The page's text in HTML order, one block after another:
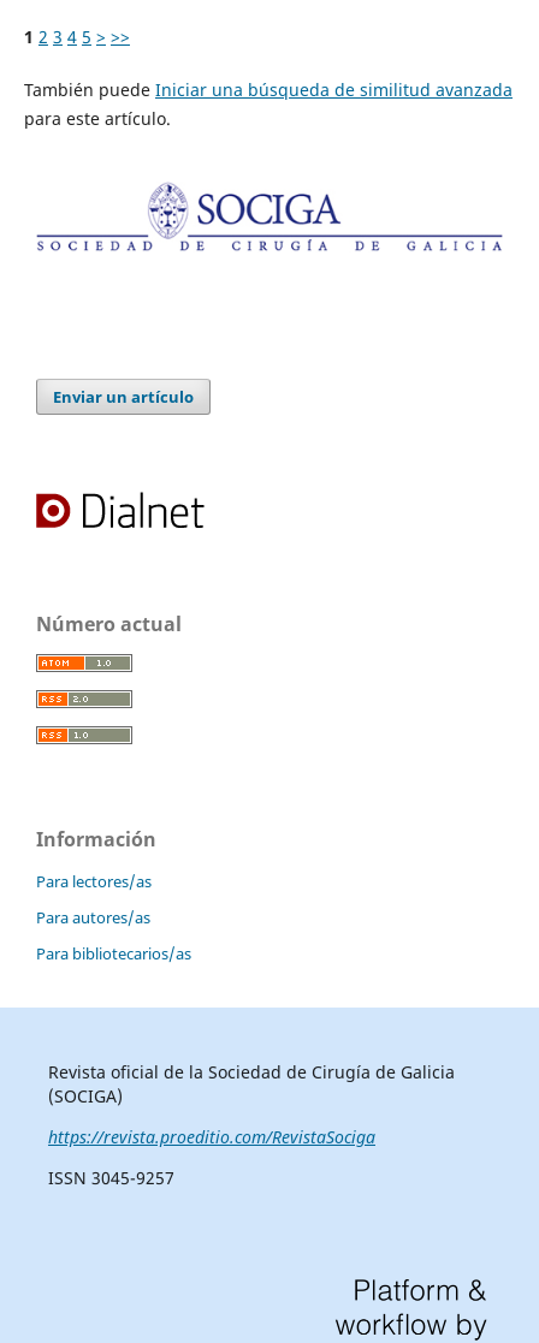
1 2 3 4 5 > >>
También puede Iniciar una búsqueda de similitud avanzada
para este artículo.
Enviar un artículo
Número actual
Información
Para lectores/as
Para autores/as
Para bibliotecarios/as
Revista oficial de la Sociedad de Cirugía de Galicia
(SOCIGA)
https://revista.proeditio.com/RevistaSociga
ISSN 3045-9257